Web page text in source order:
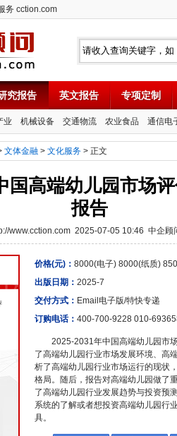
务 cction.com
究报告 英文报告 专项定制
业 机械设备 交通物流 农业食品 通信电
文体金融 > 文化服务 > 正文
国高端幼儿园市场
报告
www.cction.com 2025-07-05 10:46 中企顾
价格(元)： 8000(电子) 8000(纸质)
出版日期： 2025-7
交付方式： Email电子版/特快专递
订购电话： 400-700-9228 010-
2025-2031年中国高端幼儿园市
了高端幼儿园行业市场发展环境、高
析了高端幼儿园行业市场运行的现状
格局。随后，报告对高端幼儿园做了
了高端幼儿园行业发展趋势与投资预
系统的了解或者想投资高端幼儿园行
具。